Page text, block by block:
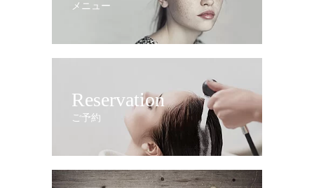
メニュー
Reservation
ご予約